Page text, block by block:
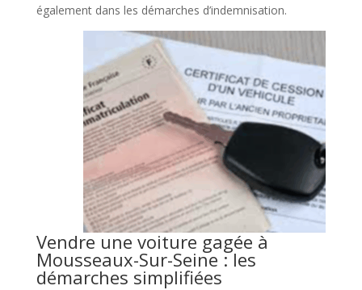
également dans les démarches d’indemnisation.
Vendre une voiture gagée à
Mousseaux-Sur-Seine : les
démarches simplifiées